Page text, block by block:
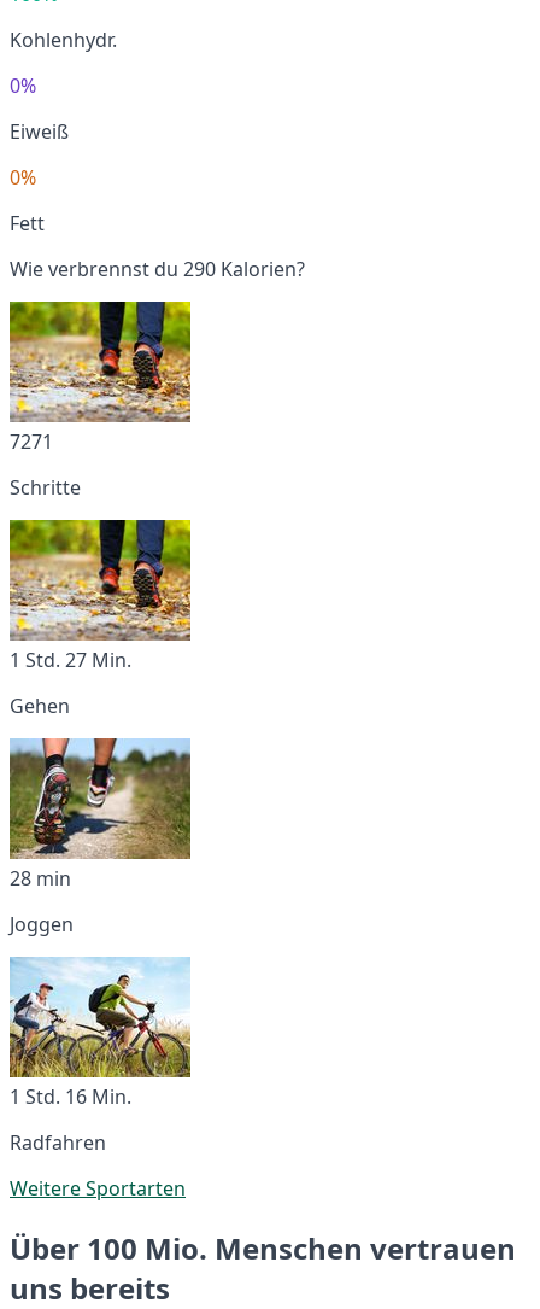
Kohlenhydr.
0%
Eiweiß
0%
Fett
Wie verbrennst du 290 Kalorien?
7271
Schritte
1 Std. 27 Min.
Gehen
28 min
Joggen
1 Std. 16 Min.
Radfahren
Weitere Sportarten
Über 100 Mio. Menschen vertrauen
uns bereits